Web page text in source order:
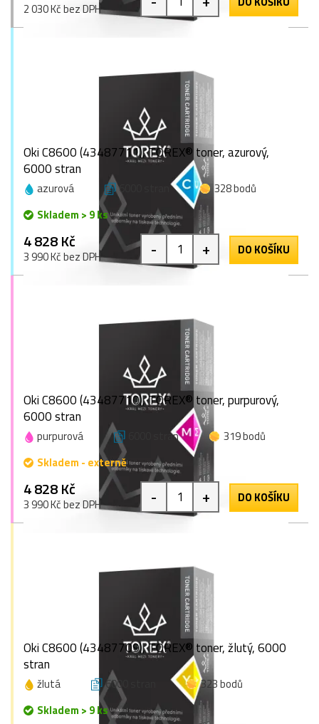
2 030 Kč bez DPH
Oki C8600 (43487711), TOREX® toner, azurový,
6000 stran
azurová 6000 stran
328 bodů
Skladem > 9 ks
4 828 Kč
3 990 Kč bez DPH - + DO KOŠÍKU
Oki C8600 (43487710), TOREX® toner, purpurový,
6000 stran
purpurová 6000 stran
319 bodů
Skladem - externě
4 828 Kč
3 990 Kč bez DPH - + DO KOŠÍKU
Oki C8600 (43487709), TOREX® toner, žlutý, 6000
stran
žlutá 6000 stran
323 bodů
Skladem > 9 ks